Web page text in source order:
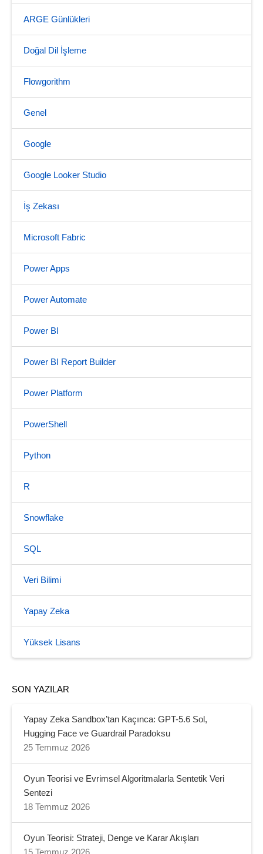
ARGE Günlükleri
Doğal Dil İşleme
Flowgorithm
Genel
Google
Google Looker Studio
İş Zekası
Microsoft Fabric
Power Apps
Power Automate
Power BI
Power BI Report Builder
Power Platform
PowerShell
Python
R
Snowflake
SQL
Veri Bilimi
Yapay Zeka
Yüksek Lisans
SON YAZILAR
Yapay Zeka Sandbox’tan Kaçınca: GPT-5.6 Sol,
Hugging Face ve Guardrail Paradoksu
25 Temmuz 2026
Oyun Teorisi ve Evrimsel Algoritmalarla Sentetik Veri
Sentezi
18 Temmuz 2026
Oyun Teorisi: Strateji, Denge ve Karar Akışları